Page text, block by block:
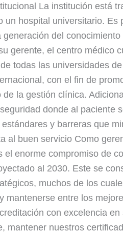
La institución está
un hospital universitario. Es
generación del
gerente, el centro médico
todas las universidades
con el fin de
de la gestión clínica.
donde al paciente
y barreras que
al buen servicio Como
el enorme compromiso de
al 2030. Este se
muchos de los
mantenerse entre los
con excelencia
mantener nuestros